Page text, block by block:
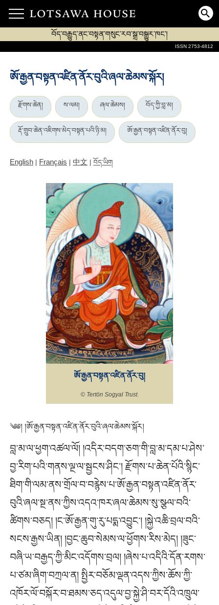
བོད་བརྒྱུད་ནང་བསྟན་གསུང་རབ་སྒྲ་བསྒྱུར་ཁང་།
ISSN 2753-4812
ཨོ་རྒྱན་བསྟན་འཛིན་ནོར་བུའི་ཞལ་ཆེམས་སྐོར།
རྫོགས་ཆེན། ས་ལམ། ཞལ་ཆེམས། བོད་ཀྱི་བླ་མ།
རྡོ་གྲུབ་ཆེན་འཇིགས་མེད་བསྟན་པའི་ཉི་མ། ཨོ་རྒྱན་བསྟན་འཛིན་ནོར་བུ།
English | Français | 中文 | བོད་ཡིག
ཨོ་རྒྱན་བསྟན་འཛིན་ནོར་བུ།
© Tertön Sogyal Trust.
༄༅། །ཨོ་རྒྱན་བསྟན་འཛིན་ནོར་བུའི་ཞལ་ཆེམས་སྐོར།
བླ་མ་ལ་ཕྱག་འཚལ་ལོ། །འདིར་བདག་ཅག་གི་བླ་མ་དམ་པ་ཤེས་
བྱ་རིག་པའི་གནས་ལྔ་ལ་སྦྱངས་ཤིང་། རྫོགས་པ་ཆེན་པོའི་སྙིང་
ཐིག་གི་ལམ་ནས་གྲོལ་བ་བརྙེས་པ་ཨོ་རྒྱན་བསྟན་འཛིན་ནོར་
བུའི་ཞལ་སྔ་ནས་ཀྱིས་འདའ་ཁར་ཞལ་ཆེམས་སུ་སྩལ་བའི་
ཚིགས་བཅད། །ང་ཨོ་རྒྱན་གུ་རུ་པདྨ་འབྱུང་། །སྐྱེ་འཆི་བྲལ་བའི་
སངས་རྒྱས་ཡིན། །བྱང་ཆུབ་སེམས་ལ་ཕྱོགས་རིས་མེད། །ཟུང་
བཞི་ཡ་བརྒྱད་ཀྱི་མིང་འདོགས་བྲལ། །ཞེས་པ་འདིའི་དོན་རགས་
པ་ཙམ་ཞིག་བཀྲལ་ན། སྤྱིར་བཅོམ་ལྡན་འདས་ཀྱིས་ཆོས་ཀྱི་
འཁོར་ལོ་བསྐོར་བ་ཐམས་ཅད་འདུལ་བྱ་སྐྱེ་ཤི་བར་དོའི་འཁྲུལ་